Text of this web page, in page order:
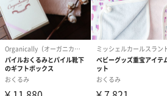
おくるみで包むことにより、外からの
ロー反射の防止にも役立ちます。
体温調節